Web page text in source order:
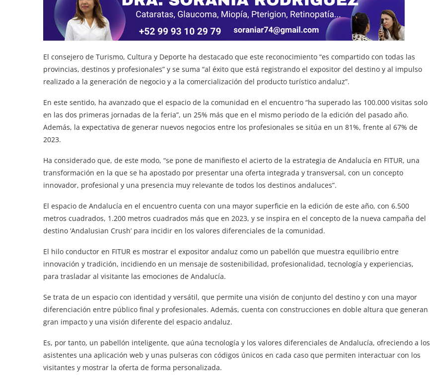
El consejero de Turismo, Cultura y Deporte ha destacado que este reconocimiento “es compartido con todas las
provincias, destinos y profesionales” y se suma “al éxito que está registrando el expositor del destino y al impulso
realizado a la generación de negocio y a la comercialización del producto turístico andaluz”.
En este sentido, ha avanzado que el espacio de la comunidad en el encuentro “ha superado las 100.000 visitas solo
en las dos primeras jornadas de la feria”, un 25% más que en el mismo periodo de la edición del pasado año.
Además, la expectativa de generar nuevos negocios entre los profesionales se sitúa en un 81%, frente al 67% de
2023.
Ha considerado que, de este modo, “se pone de manifiesto el acierto de la estrategia de Andalucía en FITUR, una
transformación en la que se ha apostado por presentar una oferta integrada y transversal, con un concepto
innovador, profesional y una presencia muy relevante de todos los destinos andaluces”.
El espacio de Andalucía en el encuentro cuenta con una mayor superficie en la edición de este año, con 6.500
metros cuadrados, 1.200 metros cuadrados más que en 2023, y se inspira en el concepto de la nueva campaña del
destino ‘Andalusian Crush’ para incidir en los valores diferenciales de la comunidad.
El hilo conductor en FITUR es mostrar el expositor andaluz como un pabellón que muestra equilibrio entre
innovación y tradición, incidiendo en un mensaje de sostenibilidad, profesionalidad, tecnología y experiencias,
para trasladar al visitante las emociones de Andalucía.
Se trata de un espacio con identidad y versátil, que permite una visión de conjunto del destino y con una mayor
diferenciación entre público final y profesionales. Además, cuenta con construcciones en doble altura que generan
gran impacto y una visión diferente del espacio andaluz.
Es, por tanto, un pabellón inteligente, que aúna tecnología y los valores diferenciales de Andalucía, ofreciendo a los
asistentes una aplicación web y unas pulseras con códigos únicos en cada caso que permiten interactuar con los
visitantes y mostrar la oferta de forma personalizada.